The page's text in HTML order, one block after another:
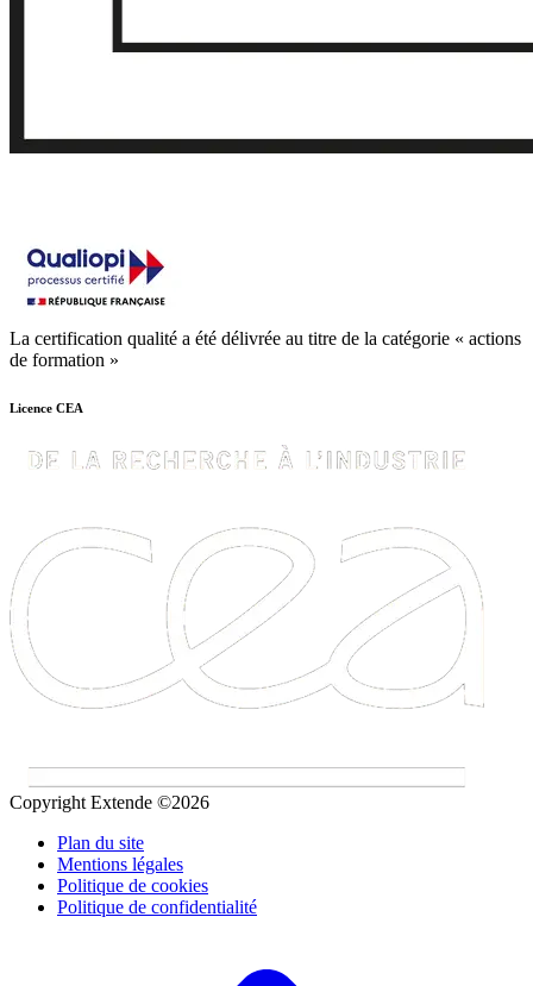
La certification qualité a été délivrée au titre de la catégorie « actions
de formation »
Licence CEA
Copyright Extende ©2026
Plan du site
Mentions légales
Politique de cookies
Politique de confidentialité